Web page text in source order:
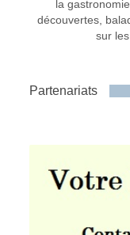
la
découvertes,
sur
Partenariats